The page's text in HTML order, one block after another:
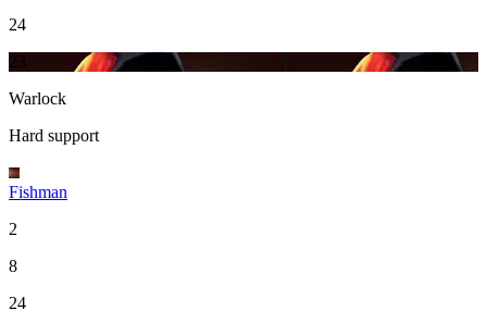
24
23
Warlock
Hard support
Fishman
2
8
24